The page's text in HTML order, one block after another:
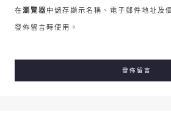
在瀏覽器 中儲存顯示名稱、電子郵件地址及
發佈留言時使用。